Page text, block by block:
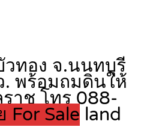
ทอง จ.นนทบุรี
. พร้อมถมดินให้
าช โทร 088-
For Sale land